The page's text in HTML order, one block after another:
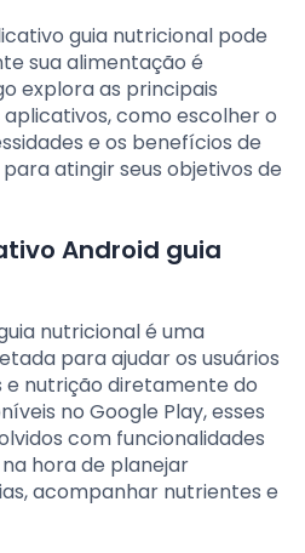
guia nutricional pode
sua alimentação é
explora as principais
como escolher o
e os benefícios de
atingir seus objetivos de
Android guia
nutricional é uma
para ajudar os usuários
e nutrição diretamente do
no Google Play, esses
com funcionalidades
hora de planejar
acompanhar nutrientes e